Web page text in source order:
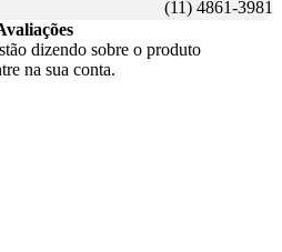
(11) 4861-3981
dizendo sobre o produto
na sua conta.